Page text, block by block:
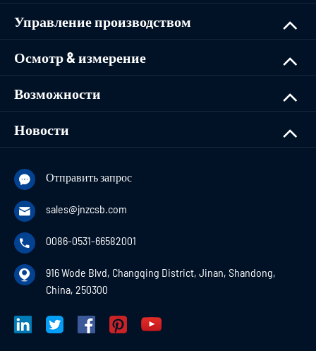
Управление производством
Осмотр & измерение
Возможности
Новости
 Отправить запрос
 sales@jnzcsb.com
 0086-0531-66582001

916 Wode Blvd, Changqing District, Jinan, Shandong,
China, 250300